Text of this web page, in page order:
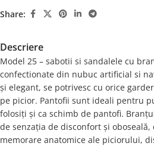
Share:
Descriere
Model 25 – sabotii si sandalele cu
confectionate din nubuc artificial si
și elegant, se potrivesc cu orice
pe picior. Pantofii sunt ideali pentru
folosiți și ca schimb de pantofi.
de senzația de disconfort și oboseală,
memorare anatomice ale piciorului,